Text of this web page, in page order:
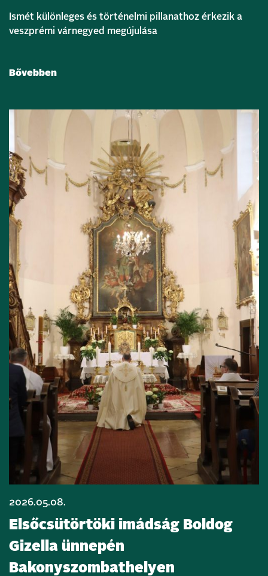
Ismét különleges és történelmi pillanathoz érkezik a
veszprémi várnegyed megújulása
Bővebben
2026.05.08.
Elsőcsütörtöki imádság Boldog
Gizella ünnepén
Bakonyszombathelyen